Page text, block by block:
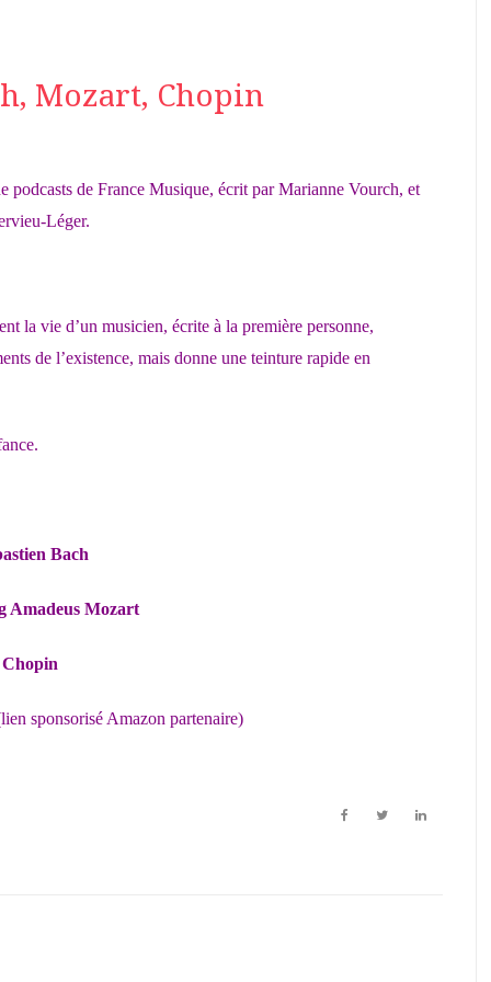
Mozart, Chopin
podcasts de France Musique, écrit par Marianne Vourch, et
Léger.
la vie d’un musicien, écrite à la première personne,
de l’existence, mais donne une teinture rapide en
Bach
Amadeus Mozart
sponsorisé Amazon partenaire)